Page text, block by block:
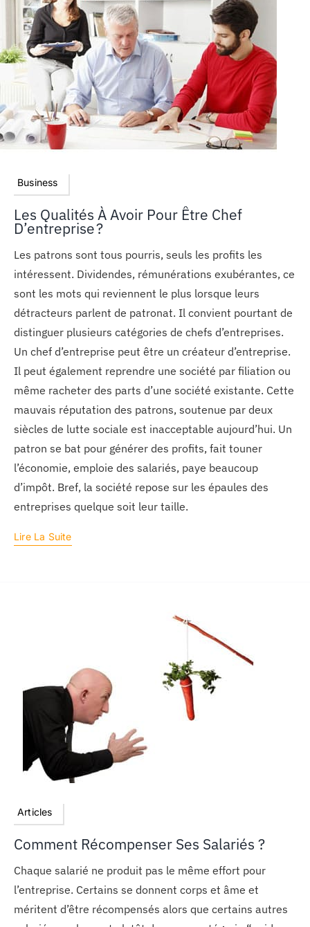
Business
Les Qualités À Avoir Pour Être Chef
D’entreprise ?
Les patrons sont tous pourris, seuls les profits les
intéressent. Dividendes, rémunérations exubérantes, ce
sont les mots qui reviennent le plus lorsque leurs
détracteurs parlent de patronat. Il convient pourtant de
distinguer plusieurs catégories de chefs d’entreprises.
Un chef d’entreprise peut être un créateur d’entreprise.
Il peut également reprendre une société par filiation ou
même racheter des parts d’une société existante. Cette
mauvais réputation des patrons, soutenue par deux
siècles de lutte sociale est inacceptable aujourd’hui. Un
patron se bat pour générer des profits, fait touner
l’économie, emploie des salariés, paye beaucoup
d’impôt. Bref, la société repose sur les épaules des
entreprises quelque soit leur taille.
Lire La Suite
Articles
Comment Récompenser Ses Salariés ?
Chaque salarié ne produit pas le même effort pour
l’entreprise. Certains se donnent corps et âme et
méritent d’être récompensés alors que certains autres